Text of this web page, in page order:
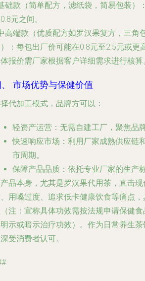
础款（简单配方，滤纸袋，简易包装）
元之间。
高端款（优质配方如罗汉果复方，三角
：每包出厂价可能在0.8元至2.5元或更
报价需厂家根据客户详细需求进行核算
市场优势与保健价值
代加工模式，品牌方可以：
轻资产运营 ：无需自建工厂，聚焦品
快速响应市场 ：利用厂家成熟供应链
市周期。
保障产品品质 ：依托专业厂家的生产
品本身，尤其是罗汉果代用茶，直击
用嗓过度、追求低卡健康饮食等痛点
注：宣称具体功效需按法规申请保健
示或暗示治疗功效）。作为日常养生
受消费者认可。